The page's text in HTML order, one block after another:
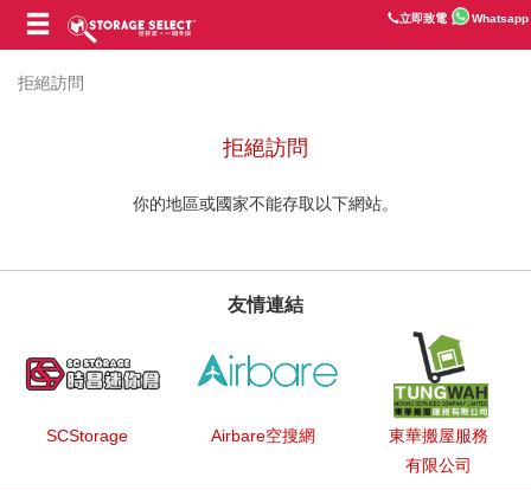
立即致電 Whatsapp
拒絕訪問
拒絕訪問
你的地區或國家不能存取以下網站。
友情連結
SCStorage Airbare空搜網
東華搬屋服務
有限公司